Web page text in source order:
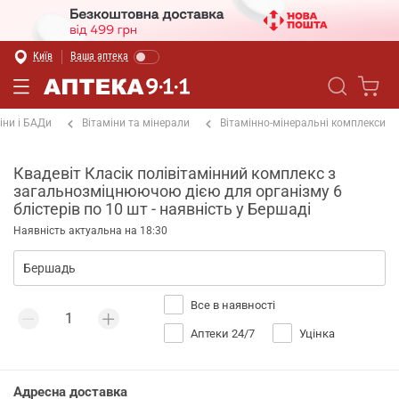
Київ Ваша аптека
і БАДи Вітаміни та мінерали Вітамінно-мінеральні комплекси
Квадевіт Класік полівітамінний комплекс з
загальнозміцнюючою дією для організму 6
блістерів по 10 шт - наявність у Бершаді
Наявність актуальна на 18:30
Все в наявності
Аптеки 24/7 Уцінка
Адресна доставка